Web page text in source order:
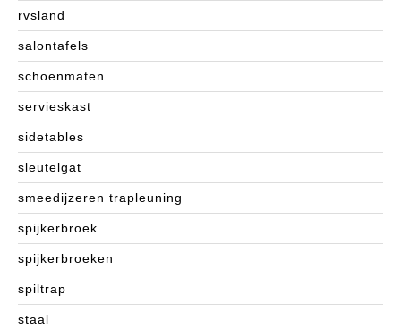
rvsland
salontafels
schoenmaten
servieskast
sidetables
sleutelgat
smeedijzeren trapleuning
spijkerbroek
spijkerbroeken
spiltrap
staal